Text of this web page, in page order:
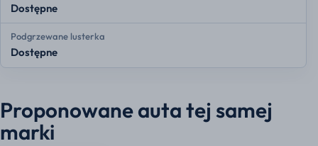
Dostępne
Podgrzewane lusterka
Dostępne
Proponowane auta tej samej
marki